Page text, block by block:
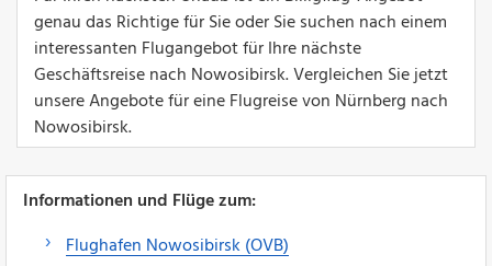
genau das Richtige für Sie oder Sie suchen nach einem
interessanten Flugangebot für Ihre nächste
Geschäftsreise nach Nowosibirsk. Vergleichen Sie jetzt
unsere Angebote für eine Flugreise von Nürnberg nach
Nowosibirsk.
Informationen und Flüge zum:
Flughafen Nowosibirsk (OVB)